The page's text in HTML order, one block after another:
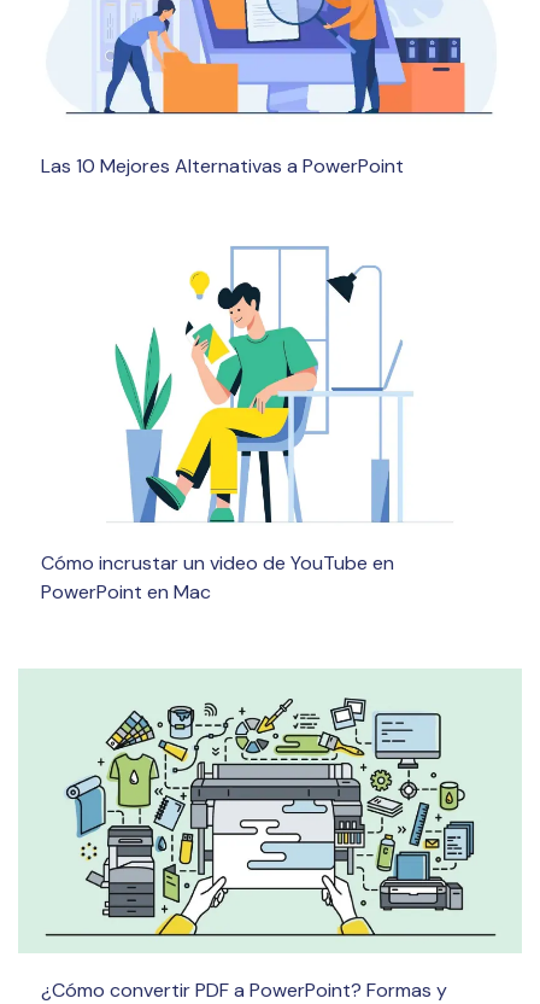
Las 10 Mejores Alternativas a PowerPoint
Cómo incrustar un video de YouTube en
PowerPoint en Mac
¿Cómo convertir PDF a PowerPoint? Formas y